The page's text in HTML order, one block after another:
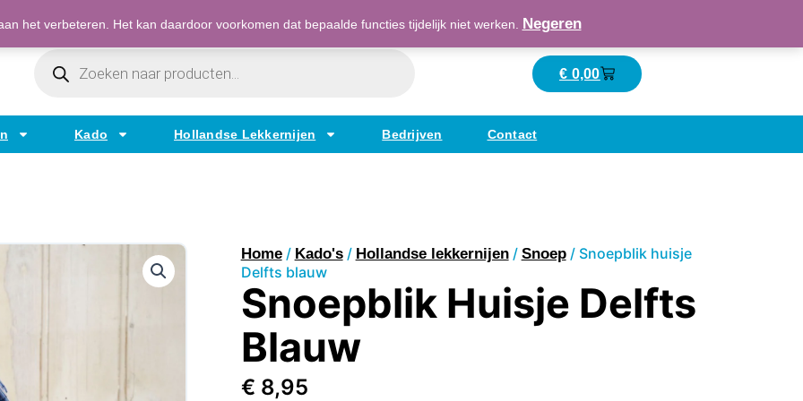
het verbeteren. Het kan daardoor voorkomen dat bepaalde functies tijdelijk niet werken. Negeren
Bestellen op factuur mogelijk voor bedrijven
Maatschappelijk verantwoord ondernemend
Producten
€ 0,00Winkelwagen
Kado Hollandse Lekkernijen Bedrijven Contact
Home/ Kado's/ Hollandse lekkernijen/ Snoep/ Snoepblik huisje
Delfts blauw
Snoepblik Huisje Delfts
Blauw
€ 8,95